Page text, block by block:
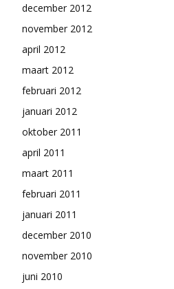
december 2012
november 2012
april 2012
maart 2012
februari 2012
januari 2012
oktober 2011
april 2011
maart 2011
februari 2011
januari 2011
december 2010
november 2010
juni 2010